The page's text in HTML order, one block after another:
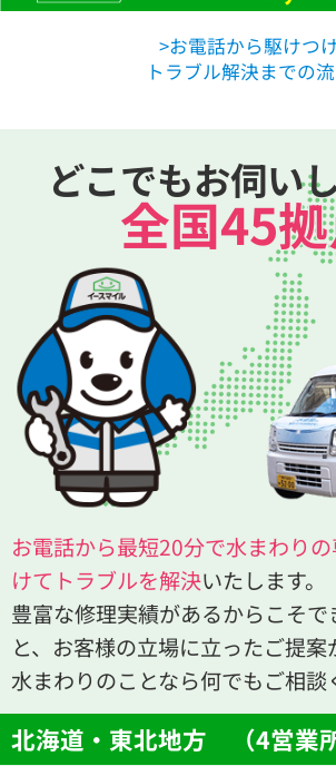
>お電話から駆けつ
トラブル解決までの
どこでもお伺い
全国45
お電話から最短20分で水まわり
けてトラブルを解決いたします。
豊富な修理実績があるからこそ
と、お客様の立場に立ったご提案
水まわりのことなら何でもご相談
北海道・東北地方 （4営業所